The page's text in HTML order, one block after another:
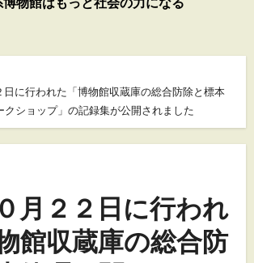
博物館はもっと社会の力になる
日に行われた「博物館収蔵庫の総合防除と標本
クショップ」の記録集が公開されました
月２２日に行われ
館収蔵庫の総合防